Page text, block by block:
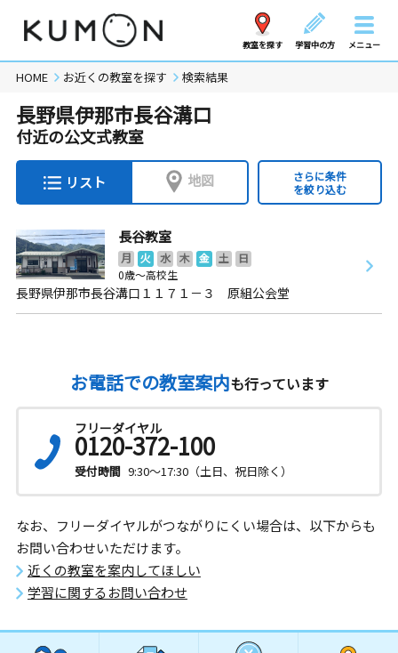
教室を探す 学習中の方 メニュー
HOME お近くの教室を探す 検索結果
長野県伊那市長谷溝口
付近の公文式教室
リスト 地図
さらに条件
を絞り込む
長谷教室
月 火 水 木 金 土
日
0歳～高校生
長野県伊那市長谷溝口１１７１－３ 原組公会堂
お電話での教室案内も行っています
フリーダイヤル
0120-372-100
受付時間 9:30～17:30（土日、祝日除く）
なお、フリーダイヤルがつながりにくい場合は、以下からも
お問い合わせいただけます。
近くの教室を案内してほしい
学習に関するお問い合わせ